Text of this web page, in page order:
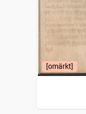
[omärkt]